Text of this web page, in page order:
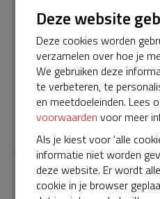
Info Donateurs 17
Het servicepakket van onze
moet worden verlengd,
blijft. Help je mee? Doneer
𝕏
Laatste
Deze website
Deze cookies worden
verzamelen over hoe je
We gebruiken deze
te verbeteren, te
en meetdoeleinden. Lees
voorwaarden voor meer
Als je kiest voor 'alle
informatie niet worden
deze website. Er wordt
cookie in je browser